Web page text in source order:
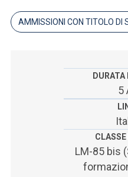
SEI UN DOCENTE O UN MEMBRO
AMMISSIONI CON TITOLO DI
DURATA
5
LM-85 bis